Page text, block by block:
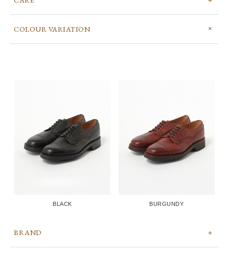
COLOUR VARIATION
BLACK BURGUNDY
BRAND